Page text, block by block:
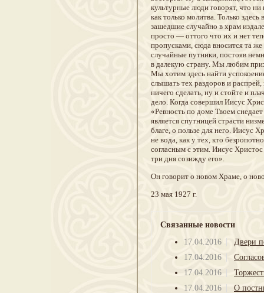
культурные люди говорят, что ни
как только молитва. Только
зашедшие случайно в храм
просто — оттого что их и нет
пропусками, сюда вносится та
случайные путники, постояв
в далекую страну. Мы любим
Мы хотим здесь найти
слышать тех раздоров и
ничего сделать, ну и стойте и
дело. Когда совершил Иисус
«Ревность по доме Твоем
является спутницей страсти
благе, о пользе для него. Иисус
не вода, как у тех, кто
согласным с этим. Иисус
три дня созижду его».
Он говорит о новом Храме, о
23 мая 1927 г.
Связанные новости
17.04.2016
Двери
17.04.2016
17.04.2016
17.04.2016
О